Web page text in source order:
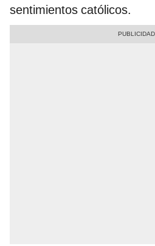
sentimientos católicos.